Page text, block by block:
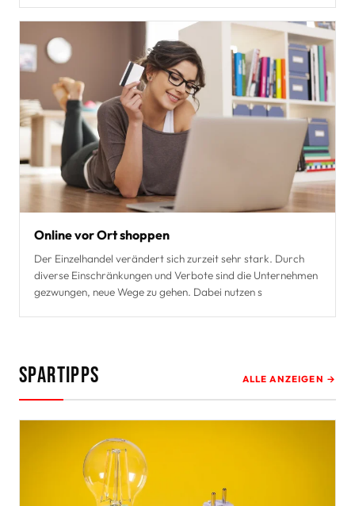
Online vor Ort shoppen
Der Einzelhandel verändert sich zurzeit sehr stark. Durch
diverse Einschränkungen und Verbote sind die Unternehmen
gezwungen, neue Wege zu gehen. Dabei nutzen s
Spartipps ALLE ANZEIGEN →